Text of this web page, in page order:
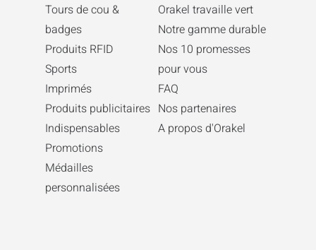
Tours de cou &
badges
Produits RFID
Sports
Imprimés
Produits publicitaires
Indispensables
Promotions
Médailles
personnalisées
Orakel travaille vert
Notre gamme durable
Nos 10 promesses
pour vous
FAQ
Nos partenaires
A propos d'Orakel